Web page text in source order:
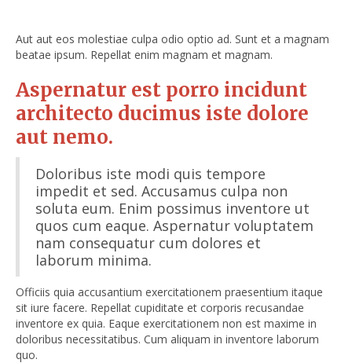
Aut aut eos molestiae culpa odio optio ad. Sunt et a magnam
beatae ipsum. Repellat enim magnam et magnam.
Aspernatur est porro incidunt
architecto ducimus iste dolore
aut nemo.
Doloribus iste modi quis tempore
impedit et sed. Accusamus culpa non
soluta eum. Enim possimus inventore ut
quos cum eaque. Aspernatur voluptatem
nam consequatur cum dolores et
laborum minima.
Officiis quia accusantium exercitationem praesentium itaque
sit iure facere. Repellat cupiditate et corporis recusandae
inventore ex quia. Eaque exercitationem non est maxime in
doloribus necessitatibus. Cum aliquam in inventore laborum
quo.